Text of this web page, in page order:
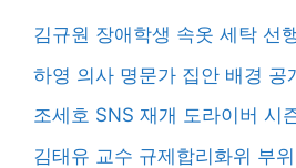
김규원 장애학생 속옷 세탁 선
하영 의사 명문가 집안 배경 공
조세호 SNS 재개 도라이버 시
김태유 교수 규제합리화위 부